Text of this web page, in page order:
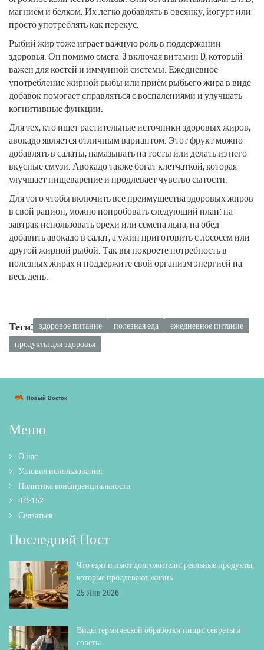
магнием и белком. Их легко добавлять в овсянку, йогурт или
просто употреблять как перекус.
Рыбий жир тоже играет важную роль в поддержании
здоровья. Он помимо омега-3 включая витамин D, который
важен для костей и иммунной системы. Ежедневное
употребление жирной рыбы или приём рыбьего жира в виде
добавок помогает справляться с воспалениями и улучшать
когнитивные функции.
Для тех, кто ищет растительные источники здоровых жиров,
авокадо является отличным вариантом. Этот фрукт можно
добавлять в салаты, намазывать на тосты или делать из него
вкусные смузи. Авокадо также богат клетчаткой, которая
улучшает пищеварение и продлевает чувство сытости.
Для того чтобы включить все преимущества здоровых жиров
в свой рацион, можно попробовать следующий план: на
завтрак использовать орехи или семена льна, на обед
добавить авокадо в салат, а ужин приготовить с лососем или
другой жирной рыбой. Так вы покроете потребность в
полезных жирах и поддержите свой организм энергией на
весь день.
Теги: здоровое питание полезная еда
ежедневное питание
продукты для здоровья
Меню
О нас
Условия использования
Политика конфиденциальности
ФЗ-152
Связаться
Последний Пост
Что едят и пьют долгожители: реальные продукты,
которые продлевают жизнь
25 Янв 2026
Виды термической обработки пищи: секреты и
советы